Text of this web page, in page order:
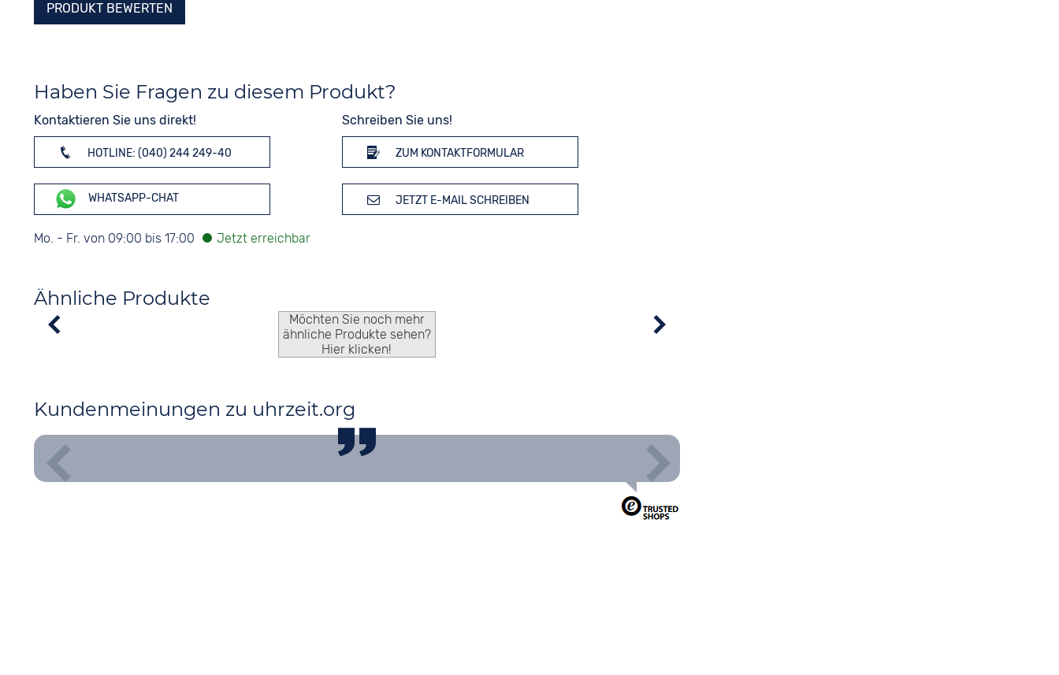
PRODUKT BEWERTEN
Haben Sie Fragen zu diesem Produkt?
Kontaktieren Sie uns direkt!
HOTLINE: (040) 244 249-40
WHATSAPP-CHAT
Mo. - Fr. von 09:00 bis 17:00
Schreiben Sie uns!
ZUM KONTAKTFORMULAR
JETZT E-MAIL SCHREIBEN
Ähnliche Produkte
Möchten Sie noch mehr
ähnliche Produkte sehen?
Hier klicken!
Kundenmeinungen zu uhrzeit.org